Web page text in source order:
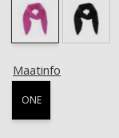
Maatinfo
ONE